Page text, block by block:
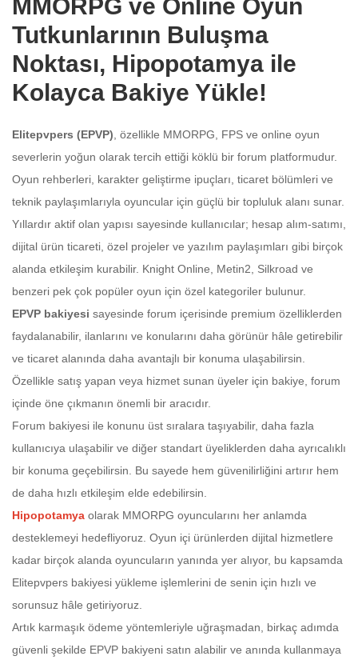
MMORPG ve Online Oyun
Tutkunlarının Buluşma
Noktası, Hipopotamya ile
Kolayca Bakiye Yükle!
Elitepvpers (EPVP) , özellikle MMORPG, FPS ve online oyun
severlerin yoğun olarak tercih ettiği köklü bir forum platformudur.
Oyun rehberleri, karakter geliştirme ipuçları, ticaret bölümleri ve
teknik paylaşımlarıyla oyuncular için güçlü bir topluluk alanı sunar.
Yıllardır aktif olan yapısı sayesinde kullanıcılar; hesap alım-satımı,
dijital ürün ticareti, özel projeler ve yazılım paylaşımları gibi birçok
alanda etkileşim kurabilir. Knight Online, Metin2, Silkroad ve
benzeri pek çok popüler oyun için özel kategoriler bulunur.
EPVP bakiyesi sayesinde forum içerisinde premium özelliklerden
faydalanabilir, ilanlarını ve konularını daha görünür hâle getirebilir
ve ticaret alanında daha avantajlı bir konuma ulaşabilirsin.
Özellikle satış yapan veya hizmet sunan üyeler için bakiye, forum
içinde öne çıkmanın önemli bir aracıdır.
Forum bakiyesi ile konunu üst sıralara taşıyabilir, daha fazla
kullanıcıya ulaşabilir ve diğer standart üyeliklerden daha ayrıcalıklı
bir konuma geçebilirsin. Bu sayede hem güvenilirliğini artırır hem
de daha hızlı etkileşim elde edebilirsin.
Hipopotamya olarak MMORPG oyuncularını her anlamda
desteklemeyi hedefliyoruz. Oyun içi ürünlerden dijital hizmetlere
kadar birçok alanda oyuncuların yanında yer alıyor, bu kapsamda
Elitepvpers bakiyesi yükleme işlemlerini de senin için hızlı ve
sorunsuz hâle getiriyoruz.
Artık karmaşık ödeme yöntemleriyle uğraşmadan, birkaç adımda
güvenli şekilde EPVP bakiyeni satın alabilir ve anında kullanmaya